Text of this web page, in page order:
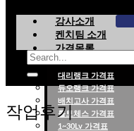
강사소개
켄치팀 소개
가격목록
대리랭크 가격표
듀오랭크 가격표
배치고사 가격표
롤토체스 가격표
1~30Lv 가격표
작업후기